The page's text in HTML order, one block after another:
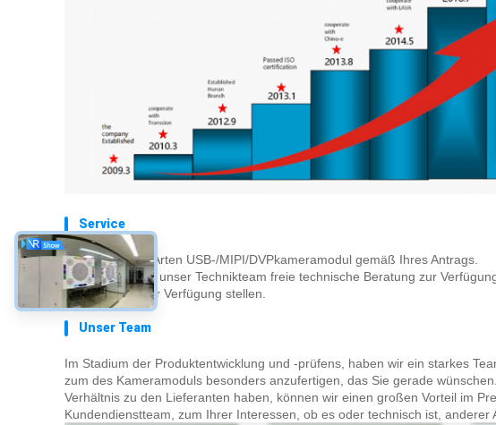
Service
OEM/ODM alle Arten USB-/MIPI/DVPkameramodul gemäß Ihres Antrags.
Vor Prüfen kann unser Technikteam freie technische Beratung zur
Zeichnungen zur Verfügung stellen.
Unser Team
Im Stadium der Produktentwicklung und -prüfens, haben wir ein starkes
zum des Kameramoduls besonders anzufertigen, das Sie gerade
Verhältnis zu den Lieferanten haben, können wir einen großen Vorteil im
Kundendienstteam, zum Ihrer Interessen, ob es oder technisch ist, anderer